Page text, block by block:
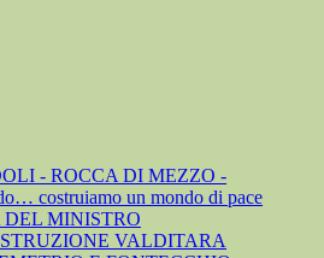
- ROCCA DI MEZZO -
costruiamo un mondo di pace
MINISTRO
VALDITARA